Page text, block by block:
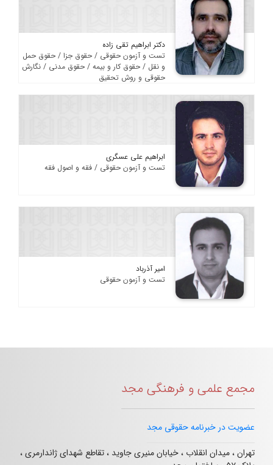
دکتر ابراهیم تقی زاده
تست و آزمون حقوقی / حقوق جزا / حقوق حمل
و نقل / حقوق کار و بیمه / حقوق مدنی / نگارش
حقوقی و روش تحقیق
ابراهیم علی عسگری
تست و آزمون حقوقی / فقه و اصول فقه
امیر آذرباد
تست و آزمون حقوقی
مجمع علمی و فرهنگی مجد
عضویت در خبرنامه حقوقی مجد
تهران ، میدان انقلاب ، خیابان منیری جاوید ، تقاطع شهدای ژاندارمری ،